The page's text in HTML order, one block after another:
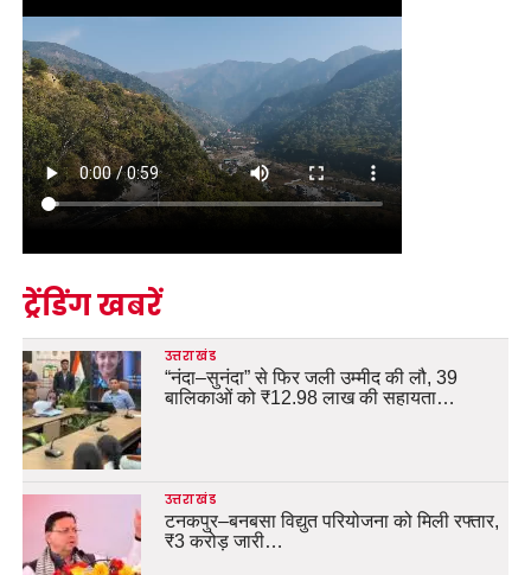
ट्रेंडिंग खबरें
उत्तराखंड
“नंदा–सुनंदा” से फिर जली उम्मीद की लौ, 39
बालिकाओं को ₹12.98 लाख की सहायता…
उत्तराखंड
टनकपुर–बनबसा विद्युत परियोजना को मिली रफ्तार,
₹3 करोड़ जारी…